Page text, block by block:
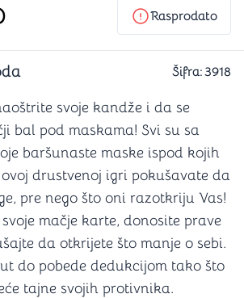
Rasprodato
Šifra:3918
svoje kandže i da se
bal pod maskama! Svi su sa
baršunaste maske ispod kojih
drustvenoj igri pokušavate da
pre nego što oni razotkriju Vas!
mačje karte, donosite prave
da otkrijete što manje o sebi.
do pobede dedukcijom tako što
tajne svojih protivnika.